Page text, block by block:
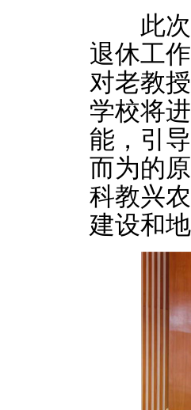
此次
退休工
对老教
学校将
能，引
而为的
科教兴
建设和